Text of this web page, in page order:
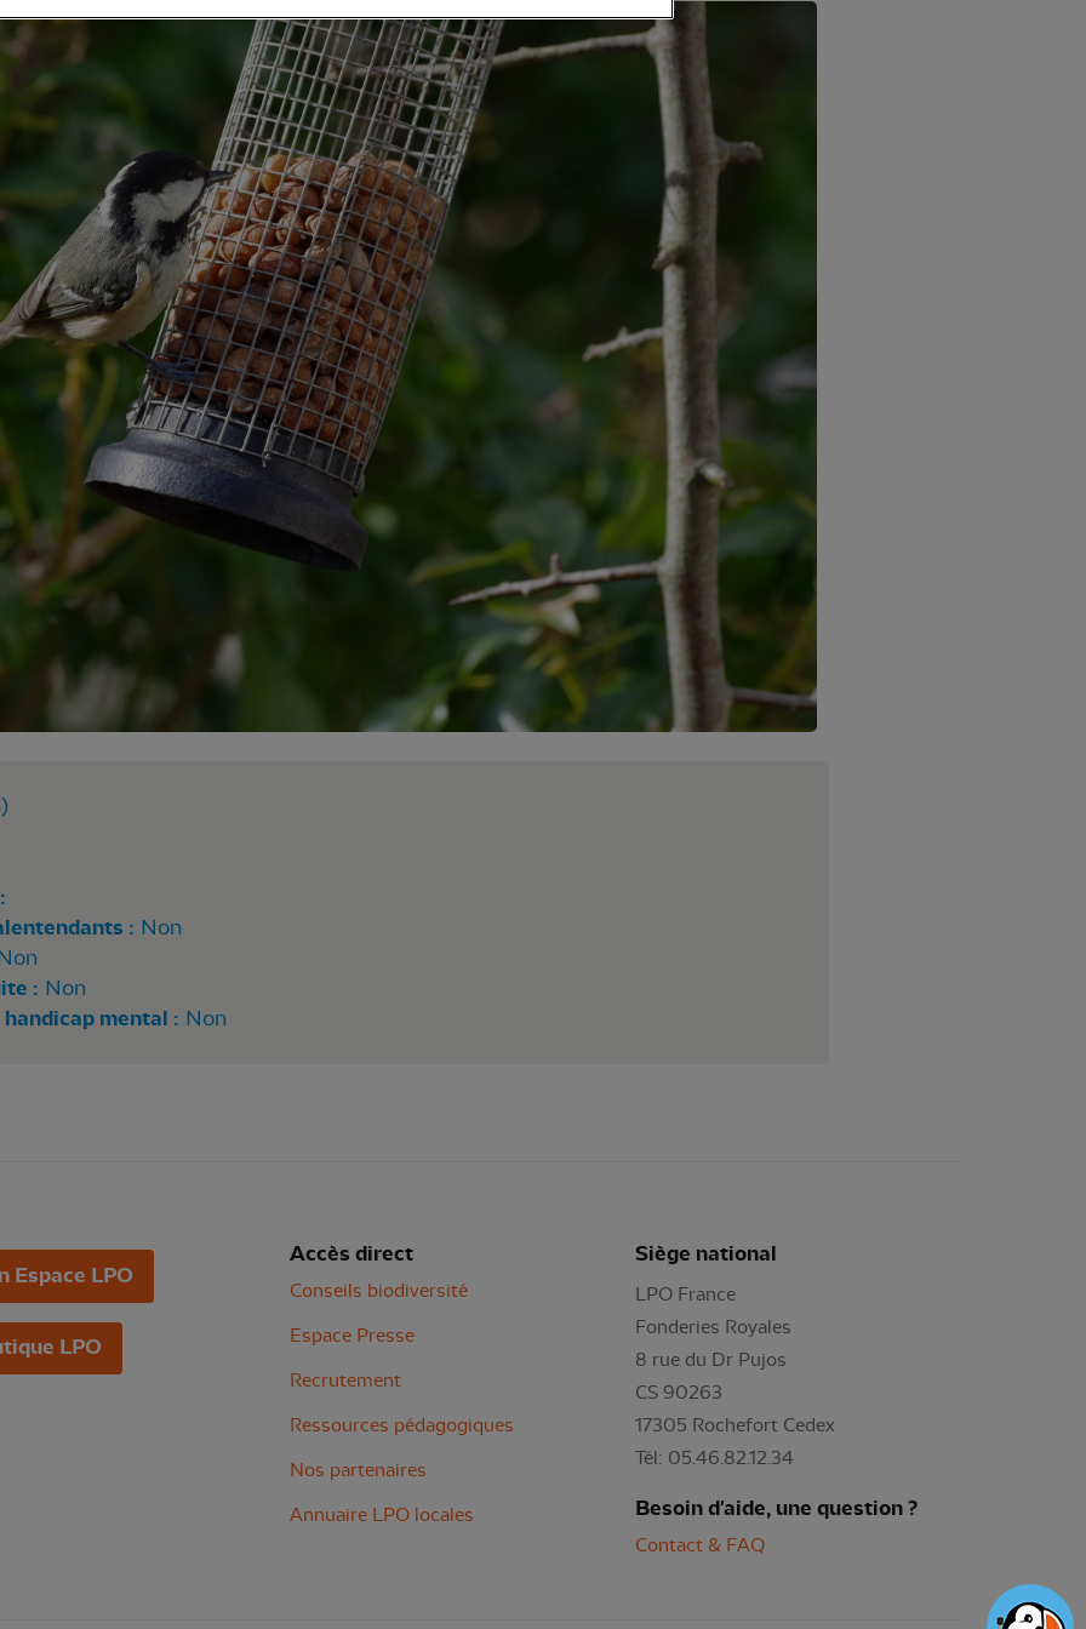
: Non
: Non
mental : Non
Espace LPO
LPO
Accès direct
Conseils biodiversité
Espace Presse
Recrutement
Ressources pédagogiques
Nos partenaires
Annuaire LPO locales
Siège national
LPO France
Fonderies Royales
8 rue du Dr Pujos
CS 90263
17305 Rochefort Cedex
Tél: 05.46.82.12.34
Besoin d'aide, une question ?
Contact & FAQ